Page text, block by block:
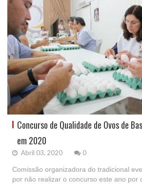
Concurso de Qualidade de Ovos de
em 2020
Abril 03, 2020 0
Comissão organizadora do tradicional
por não realizar o concurso este ano por